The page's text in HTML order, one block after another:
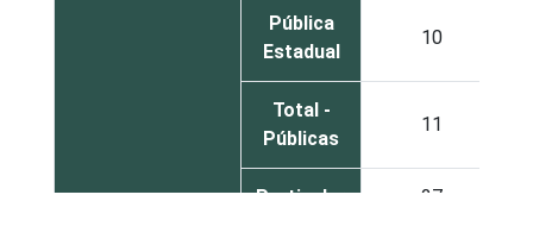
Pública
Estadual
10
Total -
Públicas
11
Particular 27